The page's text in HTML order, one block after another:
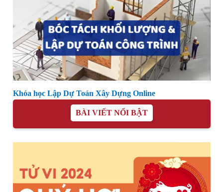
Khóa học Lập Dự Toán Xây Dựng Online
BÀI VIẾT NỔI BẬT